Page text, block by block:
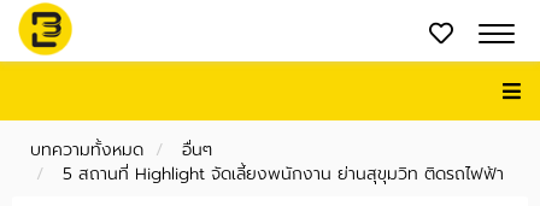
บทความทั้งหมด
อื่นๆ
5 สถานที่ Highlight จัดเลี้ยงพนักงาน ย่านสุขุมวิท ติดรถไฟฟ้า